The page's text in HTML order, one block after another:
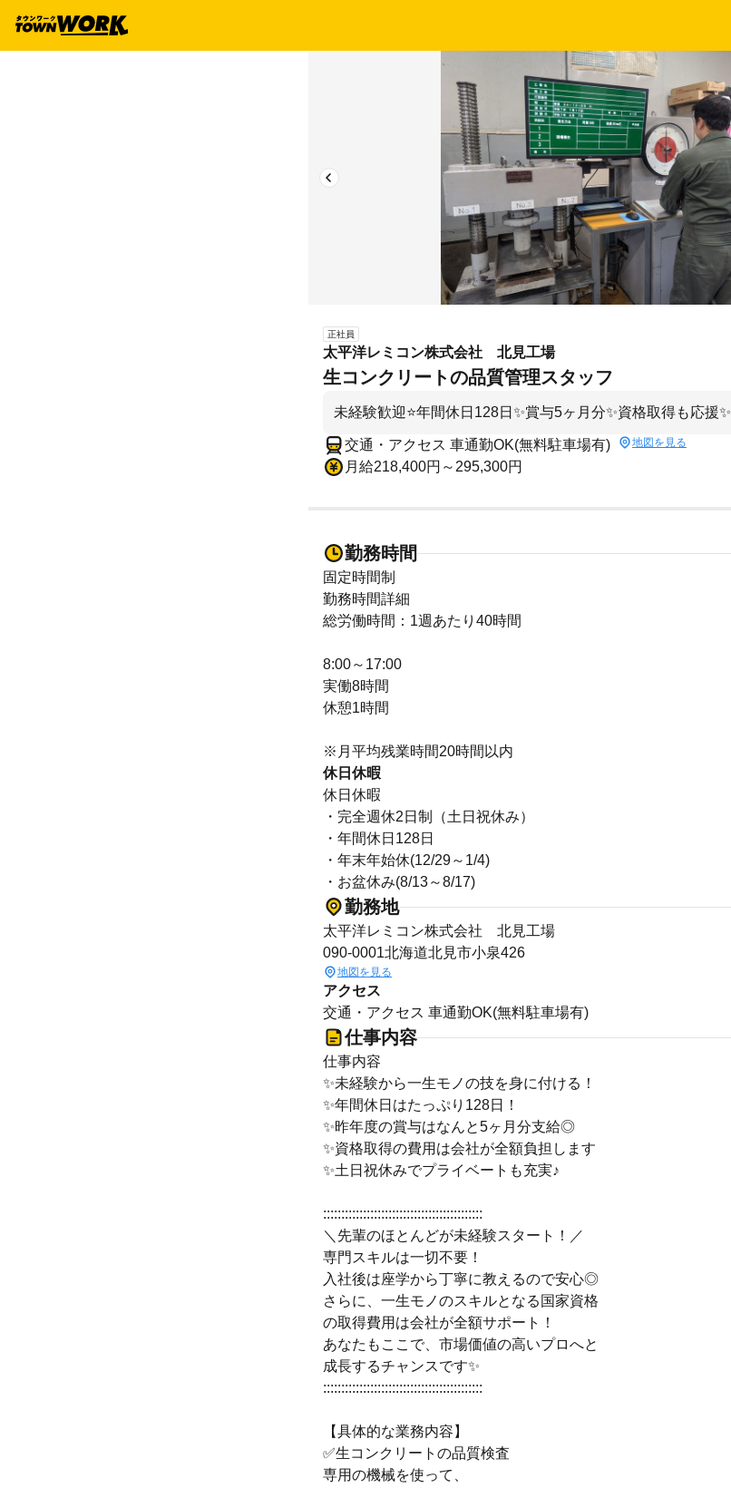
正社員
太平洋レミコン株式会社 北見工場
生コンクリートの品質管理スタッフ
未経験歓迎⭐年間休日128日✨賞与5ヶ月分✨資格取得も応援✨
交通・アクセス 車通勤OK(無料駐車場有) 地図を見る
月給218,400円～295,300円
勤務時間
固定時間制
勤務時間詳細
総労働時間：1週あたり40時間
8:00～17:00
実働8時間
休憩1時間
※月平均残業時間20時間以内
休日休暇
休日休暇
・完全週休2日制（土日祝休み）
・年間休日128日
・年末年始休(12/29～1/4)
・お盆休み(8/13～8/17)
勤務地
太平洋レミコン株式会社 北見工場
090-0001北海道北見市小泉426
地図を見る
アクセス
交通・アクセス 車通勤OK(無料駐車場有)
仕事内容
仕事内容
✨未経験から一生モノの技を身に付ける！
✨年間休日はたっぷり128日！
✨昨年度の賞与はなんと5ヶ月分支給◎
✨資格取得の費用は会社が全額負担します
✨土日祝休みでプライベートも充実♪
::::::::::::::::::::::::::::::::::::::::::::
＼先輩のほとんどが未経験スタート！／
専門スキルは一切不要！
入社後は座学から丁寧に教えるので安心◎
さらに、一生モノのスキルとなる国家資格
の取得費用は会社が全額サポート！
あなたもここで、市場価値の高いプロへと
成長するチャンスです✨
::::::::::::::::::::::::::::::::::::::::::::
【具体的な業務内容】
✅生コンクリートの品質検査
専用の機械を使って、